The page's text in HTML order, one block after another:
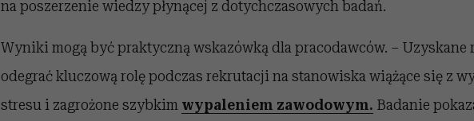
na poszerzenie wiedzy płynącej z dotychczasowych badań.
Wyniki mogą być praktyczną wskazówką dla pracodawców. – Uzyskane
odegrać kluczową rolę podczas rekrutacji na stanowiska wiążące się z
stresu i zagrożone szybkim wypaleniem zawodowym. Badanie